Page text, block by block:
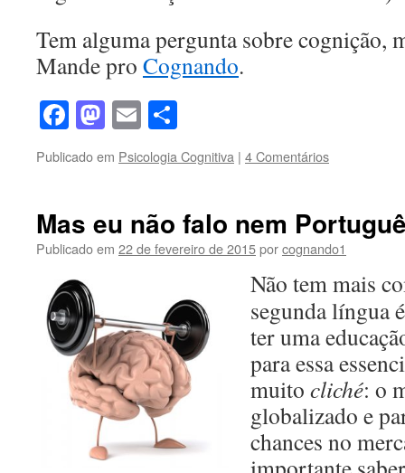
Tem alguma pergunta sobre cognição,
Mande pro Cognando.
Facebook
Mastodon
Email
Publicado em Psicologia Cognitiva | 4 Comentários
Mas eu não falo nem
Publicado em 22 de fevereiro de 2015porcognando1
Não tem mais
segunda língua
ter uma
para essa
muito cliché: o
globalizado e
chances no